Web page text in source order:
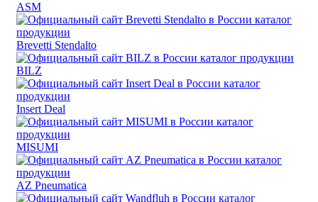
ASM
Brevetti Stendalto
BILZ
Insert Deal
MISUMI
AZ Pneumatica